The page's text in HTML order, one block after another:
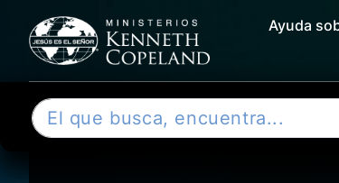
Skip to content
Ayuda
B
u